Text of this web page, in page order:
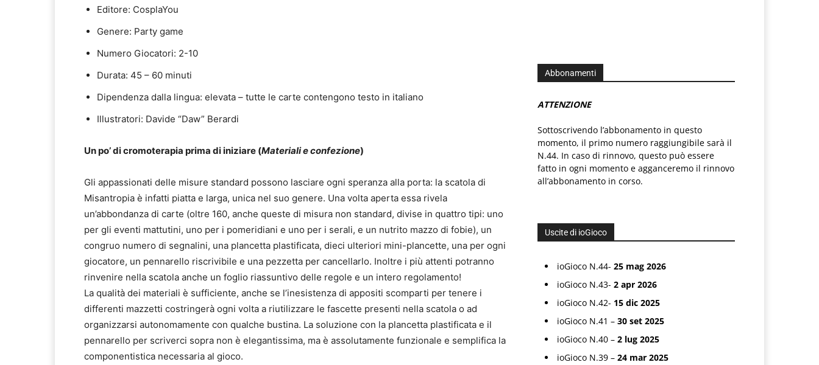
Editore: CosplaYou
Genere: Party game
Numero Giocatori: 2-10
Durata: 45 – 60 minuti
Dipendenza dalla lingua: elevata – tutte le carte contengono testo in italiano
Illustratori: Davide “Daw” Berardi
Un po’ di cromoterapia prima di iniziare (Materiali e confezione)
Gli appassionati delle misure standard possono lasciare ogni speranza alla porta: la scatola di
Misantropia è infatti piatta e larga, unica nel suo genere. Una volta aperta essa rivela
un’abbondanza di carte (oltre 160, anche queste di misura non standard, divise in quattro tipi: uno
per gli eventi mattutini, uno per i pomeridiani e uno per i serali, e un nutrito mazzo di fobie), un
congruo numero di segnalini, una plancetta plastificata, dieci ulteriori mini-plancette, una per ogni
giocatore, un pennarello riscrivibile e una pezzetta per cancellarlo. Inoltre i più attenti potranno
rinvenire nella scatola anche un foglio riassuntivo delle regole e un intero regolamento!
La qualità dei materiali è sufficiente, anche se l’inesistenza di appositi scomparti per tenere i
differenti mazzetti costringerà ogni volta a riutilizzare le fascette presenti nella scatola o ad
organizzarsi autonomamente con qualche bustina. La soluzione con la plancetta plastificata e il
pennarello per scriverci sopra non è elegantissima, ma è assolutamente funzionale e semplifica la
componentistica necessaria al gioco.
Abbonamenti
ATTENZIONE
Sottoscrivendo l’abbonamento in questo
momento, il primo numero raggiungibile sarà il
N.44. In caso di rinnovo, questo può essere
fatto in ogni momento e agganceremo il rinnovo
all’abbonamento in corso.
Uscite di ioGioco
ioGioco N.44- 25 mag 2026
ioGioco N.43- 2 apr 2026
ioGioco N.42- 15 dic 2025
ioGioco N.41 – 30 set 2025
ioGioco N.40 – 2 lug 2025
ioGioco N.39 – 24 mar 2025